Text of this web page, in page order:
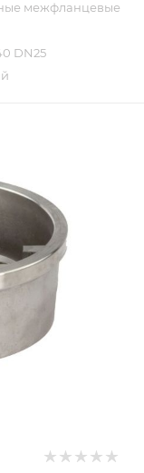
межфланцевые
DN25